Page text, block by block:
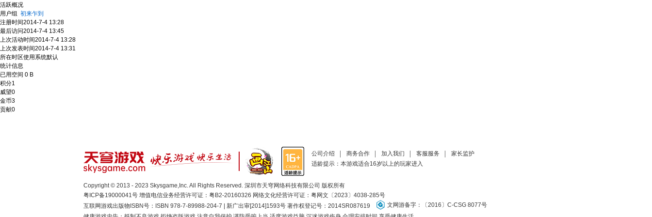
活跃概况
用户组 初来乍到
注册时间2014-7-4 13:28
最后访问2014-7-4 13:45
上次活动时间2014-7-4 13:28
上次发表时间2014-7-4 13:31
所在时区使用系统默认
统计信息
已用空间 0 B
积分1
威望0
金币3
贡献0
公司介绍 商务合作 加入我们 客服服务
家长监护
适龄提示：本游戏适合16岁以上的玩家进入
Copyright © 2013 - 2023 Skysgame,Inc. All Rights Reserved. 深圳市天穹网络科技有限公司 版权所有
粤ICP备19000041号 增值电信业务经营许可证：粤B2-20160326 网络文化经营许可证： 粤网文〔2023〕4038-285号
互联网游戏出版物ISBN号：ISBN 978-7-89988-204-7 | 新广出审[2014]1593号 著作权登记号：2014SR087619
文网游备字：〔2016〕C-CSG 8077号